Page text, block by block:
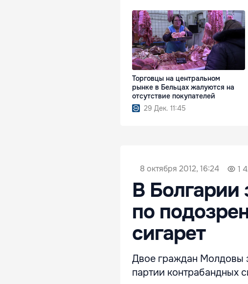
Торговцы на центральном
рынке в Бельцах жалуются на
отсутствие покупателей
29 Дек. 11:45
8 октября 2012, 16:24 1
В
по
сигарет
Двое граждан Молдовы
партии контрабандных